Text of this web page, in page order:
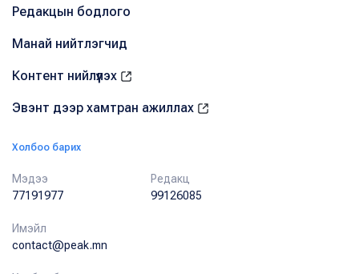
Редакцын бодлого
Манай нийтлэгчид
Контент нийлүүлэх
Эвэнт дээр хамтран ажиллах
Холбоо барих
Мэдээ
77191977
Редакц
99126085
Имэйл
contact@peak.mn